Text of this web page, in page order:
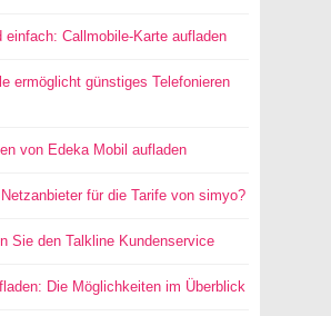
einfach: Callmobile-Karte aufladen
ermöglicht günstiges Telefonieren
von Edeka Mobil aufladen
für die Tarife von simyo?
Sie den Talkline Kundenservice
Die Möglichkeiten im Überblick